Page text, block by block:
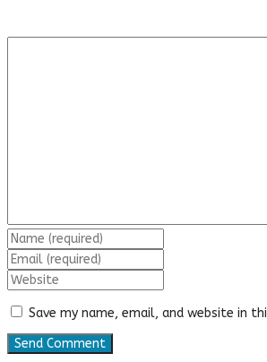
Save my name, email, and website in